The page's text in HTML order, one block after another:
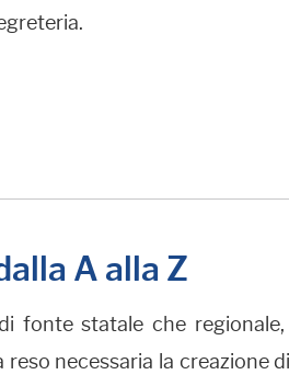
A alla Z
statale che regionale,
necessaria la creazione